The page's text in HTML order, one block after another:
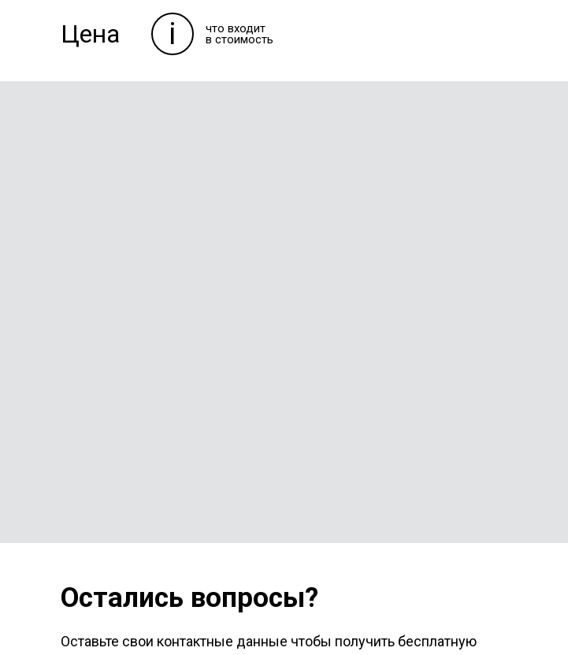
Цена i что входит
в стоимость
Остались вопросы?
Оставьте свои контактные данные чтобы получить бесплатную